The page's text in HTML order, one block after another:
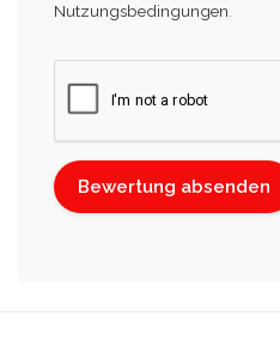
Nutzungsbedingungen